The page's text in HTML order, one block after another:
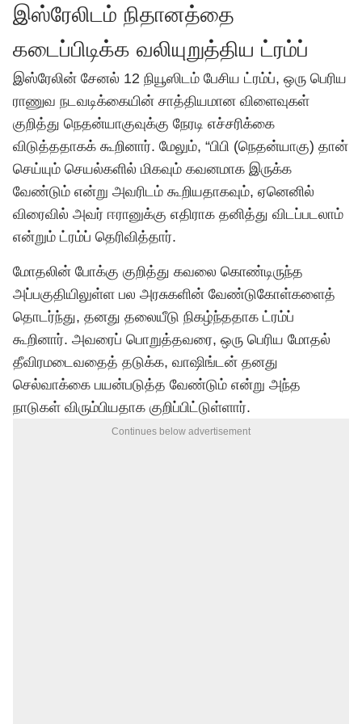
இஸ்ரேலிடம் நிதானத்தை
கடைப்பிடிக்க வலியுறுத்திய ட்ரம்ப்
இஸ்ரேலின் சேனல் 12 நியூஸிடம் பேசிய ட்ரம்ப், ஒரு பெரிய
ராணுவ நடவடிக்கையின் சாத்தியமான விளைவுகள்
குறித்து நெதன்யாகுவுக்கு நேரடி எச்சரிக்கை
விடுத்ததாகக் கூறினார். மேலும், “பிபி (நெதன்யாகு) தான்
செய்யும் செயல்களில் மிகவும் கவனமாக இருக்க
வேண்டும் என்று அவரிடம் கூறியதாகவும், ஏனெனில்
விரைவில் அவர் ஈரானுக்கு எதிராக தனித்து விடப்படலாம்
என்றும் ட்ரம்ப் தெரிவித்தார்.
மோதலின் போக்கு குறித்து கவலை கொண்டிருந்த
அப்பகுதியிலுள்ள பல அரசுகளின் வேண்டுகோள்களைத்
தொடர்ந்து, தனது தலையீடு நிகழ்ந்ததாக ட்ரம்ப்
கூறினார். அவரைப் பொறுத்தவரை, ஒரு பெரிய மோதல்
தீவிரமடைவதைத் தடுக்க, வாஷிங்டன் தனது
செல்வாக்கை பயன்படுத்த வேண்டும் என்று அந்த
நாடுகள் விரும்பியதாக குறிப்பிட்டுள்ளார்.
Continues below advertisement